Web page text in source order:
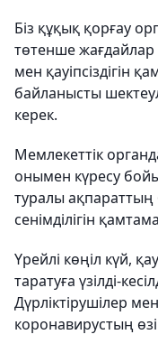
Біз құқық қорғау
төтенше жағдайлар
мен қауіпсіздігін
байланысты
керек.
Мемлекеттік
онымен күресу
туралы
сенімділігін
Үрейлі көңіл күй,
таратуға үзілді-
Дүрліктірушілер
коронавирустың